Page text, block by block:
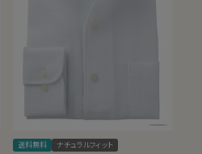
送料無料 ナチュラルフィット